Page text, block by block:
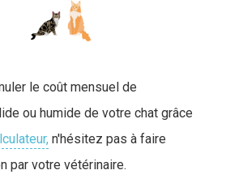
le coût mensuel de
ou humide de votre chat grâce
n'hésitez pas à faire
par votre vétérinaire.